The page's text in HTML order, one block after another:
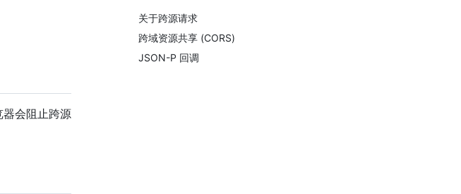
关于跨源请求
跨域资源共享 (CORS)
JSON-P 回调
会阻止跨源